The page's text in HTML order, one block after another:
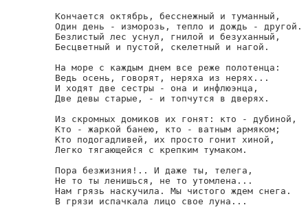
Кончается октябрь, бесснежный и туманный,
Один день - изморозь, тепло и дождь - другой.
Безлистый лес уснул, гнилой и безуханный,
Бесцветный и пустой, скелетный и нагой.
На море с каждым днем все реже полотенца:
Ведь осень, говорят, неряха из нерях...
И ходят две сестры - она и инфлюэнца,
Две девы старые, - и топчутся в дверях.
Из скромных домиков их гонят: кто - дубиной,
Кто - жаркой банею, кто - ватным армяком;
Кто подогадливей, их просто гонит хиной,
Легко тягающейся с крепким тумаком.
Пора безжизния!.. И даже ты, телега,
Не то ты ленишься, не то утомлена...
Нам грязь наскучила. Мы чистого ждем снега.
В грязи испачкала лицо свое луна...